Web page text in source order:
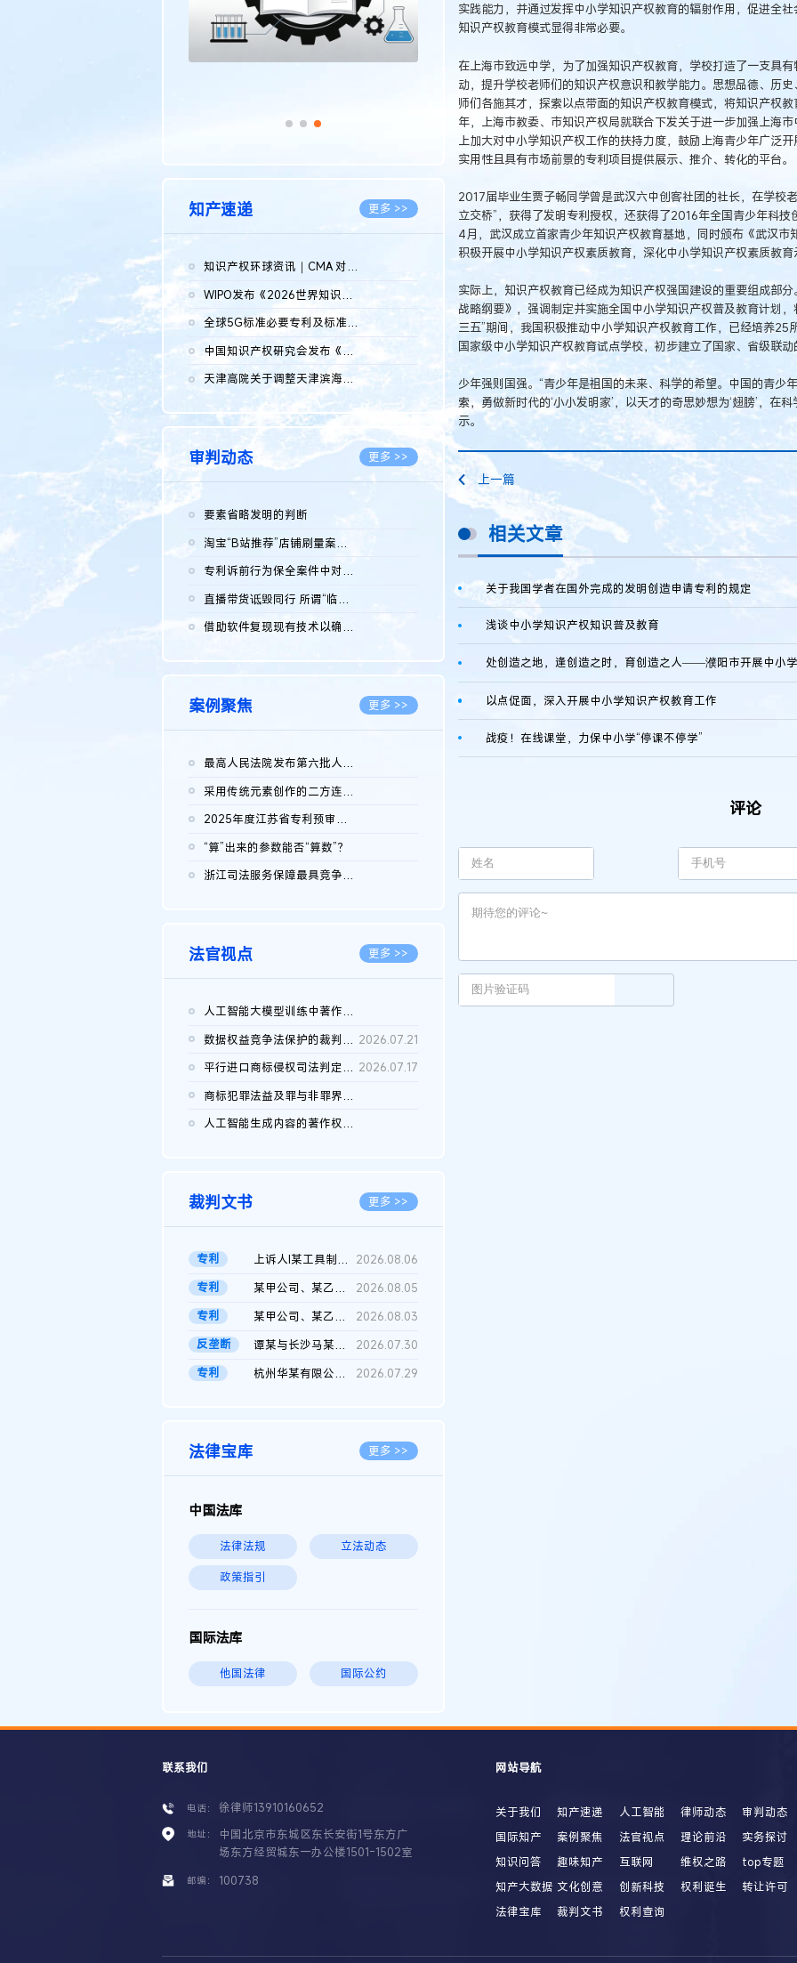
知产速递 更多 >>
知识产权环球资讯｜CMA 对微软发起调查；批量搬运二手平台数据构...
WIPO发布《2026世界知识产权报告》 含报告全文
全球5G标准必要专利及标准提案研究报告（2026年）全文发布
中国知识产权研究会发布《2025年度中国企业海外知识产权纠纷调查...
2026.08.07
天津高院关于调整天津滨海高新技术产业开发区华苑科技园一审普通...
2026.08.07
审判动态 更多 >>
要素省略发明的判断
淘宝“B站推荐”店铺刷量案维持原判，两被告连带赔偿150万元
专利诉前行为保全案件中对仿制药申请人曾作出三类声明的考量及违...
直播带货诋毁同行 所谓“临场发挥”不免责
借助软件复现现有技术以确认相关参数特征是否被公开
案例聚焦 更多 >>
最高人民法院发布第六批人民法院种业知识产权司法保护典型案例 含...
采用传统元素创作的二方连续装饰图案作品的独创性及侵权对比认定
2025年度江苏省专利预审典型案例
“算”出来的参数能否“算数”？
浙江司法服务保障最具竞争力营商环境建设典型案例（第二批）含侵...
法官视点 更多 >>
人工智能大模型训练中著作权的合理使用
2026.07.28
数据权益竞争法保护的裁判路径构建 2026.07.21
平行进口商标侵权司法判定规则的困境与纾解 2026.07.17
商标犯罪法益及罪与非罪界限研究
人工智能生成内容的著作权司法认定：演进逻辑、现实困境与规则建...
裁判文书 更多 >>
专利 上诉人I某工具制品有限公司与被上诉人程某及一审被告中华人民共和...
2026.08.06
专利
某甲公司、某乙公司、某丙公司申请诉前行为保全复议裁定书
2026.08.05
专利
某甲公司、某乙公司、官某与某丙公司专利申请权权属纠纷 二审判决...
2026.08.03
反垄断
谭某与长沙马某堆农产品股份有限公司滥用市场支配地位纠纷二审裁...
2026.07.30
专利
杭州华某有限公司与菲某有限公司侵害发明专利权纠纷 2026.07.29
法律宝库 更多 >>
中国法库
法律法规 立法动态
政策指引
国际法库
他国法律 国际公约
实践能力，并通过发挥中小学知识产权教育的辐射作用，促进全
知识产权教育模式显得非常必要。
在上海市致远中学，为了加强知识产权教育，学校打造了一支具
动，提升学校老师们的知识产权意识和教学能力。思想品德、
师们各施其才，探索以点带面的知识产权教育模式，将知识产权
年，上海市教委、市知识产权局就联合下发关于进一步加强上海
上加大对中小学知识产权工作的扶持力度，鼓励上海青少年广泛
实用性且具有市场前景的专利项目提供展示、推介、转化的平台。
2017届毕业生贾子畅同学曾是武汉六中创客社团的社长，在学校
立交桥”，获得了发明专利授权，还获得了2016年全国青少年科
4月，武汉成立首家青少年知识产权教育基地，同时颁布《武汉
积极开展中小学知识产权素质教育，深化中小学知识产权素质教
实际上，知识产权教育已经成为知识产权强国建设的重要组成部
战略纲要》，强调制定并实施全国中小学知识产权普及教育计划
三五”期间，我国积极推动中小学知识产权教育工作，已经培养
国家级中小学知识产权教育试点学校，初步建立了国家、省级联
少年强则国强。“青少年是祖国的未来、科学的希望。中国的青少
索，勇做新时代的‘小小发明家’，以天才的奇思妙想为‘翅膀’，在
示。
上一篇
相关文章
关于我国学者在国外完成的发明创造申请专利的规定
浅谈中小学知识产权知识普及教育
以点促面，深入开展中小学知识产权教育工作
战疫！在线课堂，力保中小学“停课不停学”
评论
联系我们
电话： 徐律师13910160652
地址：
中国北京市东城区东长安街1号东方广
场东方经贸城东一办公楼1501-1502室
邮编： 100738
网站导航
关于我们 知产速递 人工智能 律师动态
审判动态
国际知产
案例聚焦 法官视点 理论前沿
实务探讨
知识问答
趣味知产 互联网 维权之路
top专题
知产大数据 文化创意 创新科技 权利诞生
转让许可
法律宝库
裁判文书 权利查询